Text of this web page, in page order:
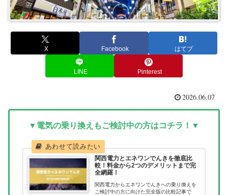
X Facebook はてブ
LINE Pinterest
2026.06.07
▼電気の乗り換えもご検討中の方はコチラ！▼
関西電力とエネワンでんきを徹底比
較！料金から2つのデメリットまで完
全網羅！
関西電力からエネワンでんきへの乗り換えを
ご検討中の方に向けた完全版の比較記事で